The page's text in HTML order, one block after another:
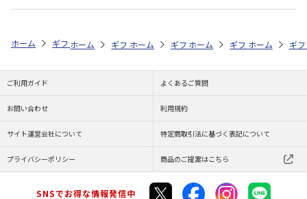
ホーム ギフトストア お中元・夏ギフト特集 2026 贈る相手から探す
ホーム ギフトストア お中元・夏ギフト特集 2026
ホーム ギフトストア お中元・夏ギフト
ホーム ギフトストア お
ホーム ギ
ご利用ガイド よくあるご質問
お問い合わせ 利用規約
サイト運営会社について 特定商取引法に基づく表記について
プライバシーポリシー 商品のご提案はこちら
SNSでお得な情報発信中